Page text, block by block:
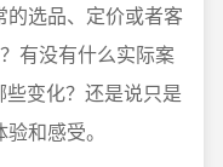
的选品、定价或者客
有没有什么实际案
变化？还是说只是
和感受。